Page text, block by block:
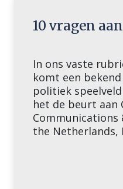
10 vragen
In ons vaste
komt een
politiek
het de beurt aan
Communications
the Netherlands,
daarvan